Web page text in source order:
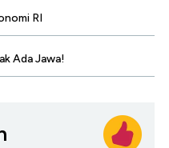
RI
Ada Jawa!